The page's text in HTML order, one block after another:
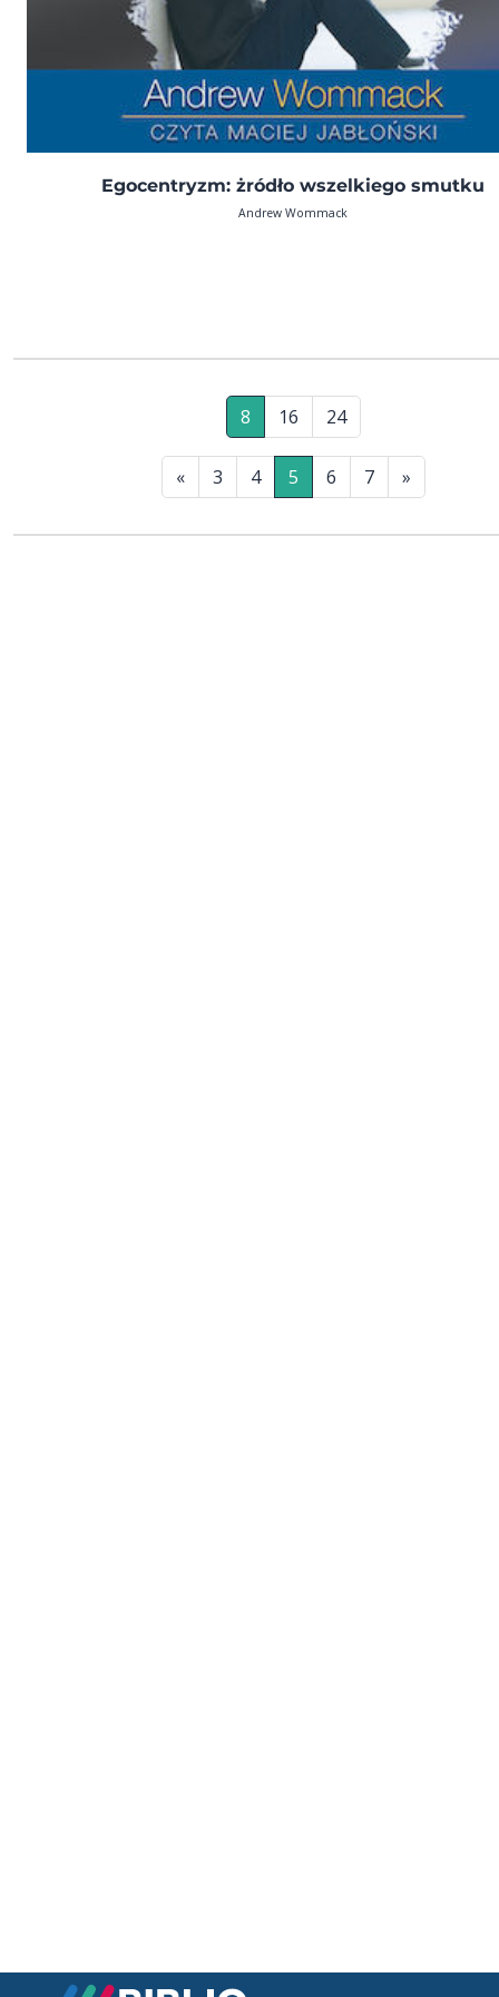
Egocentryzm: żródło wszelkiego smutku
Andrew Wommack
8 16 24
« 3 4 5 6 7 »